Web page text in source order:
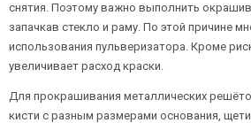
снятия. Поэтому важно выполнить
запачкав стекло и раму. По этой причине
использования пульверизатора. Кроме
увеличивает расход краски.
Для прокрашивания металлических
кисти с разным размерами основания,